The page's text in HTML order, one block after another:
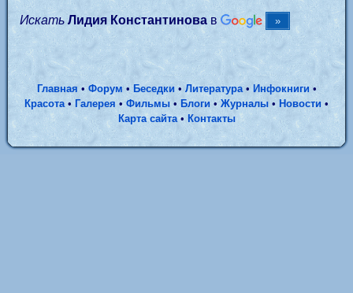
Искать Лидия Константиновав
Главная • Форум• Беседки• Литература• Инфокниги•
Красота• Галерея • Фильмы • Блоги • Журналы • Новости •
Карта сайта• Контакты